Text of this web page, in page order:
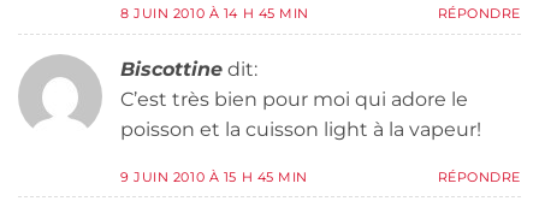
8 JUIN 2010 À 14 H 45 MIN RÉPONDRE
Biscottine dit:
C’est très bien pour moi qui adore le
poisson et la cuisson light à la vapeur!
9 JUIN 2010 À 15 H 45 MIN RÉPONDRE